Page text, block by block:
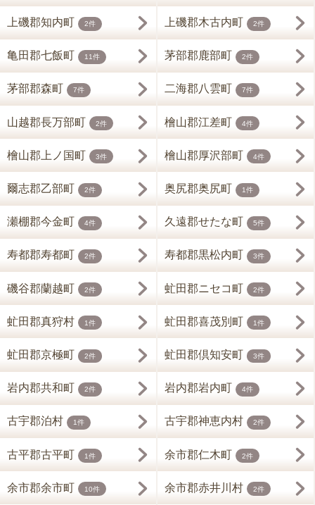
上磯郡知内町 2件 上磯郡木古内町 2件
亀田郡七飯町 11件 茅部郡鹿部町 2件
茅部郡森町 7件 二海郡八雲町 7件
山越郡長万部町 2件 檜山郡江差町 4件
檜山郡上ノ国町 3件 檜山郡厚沢部町 4件
爾志郡乙部町 2件 奥尻郡奥尻町 1件
瀬棚郡今金町 4件 久遠郡せたな町 5件
寿都郡寿都町 2件 寿都郡黒松内町 3件
磯谷郡蘭越町 2件 虻田郡ニセコ町 2件
虻田郡真狩村 1件 虻田郡喜茂別町 1件
虻田郡京極町 2件 虻田郡倶知安町 3件
岩内郡共和町 2件 岩内郡岩内町 4件
古宇郡泊村 1件 古宇郡神恵内村 2件
古平郡古平町 1件 余市郡仁木町 2件
余市郡余市町 10件 余市郡赤井川村 2件